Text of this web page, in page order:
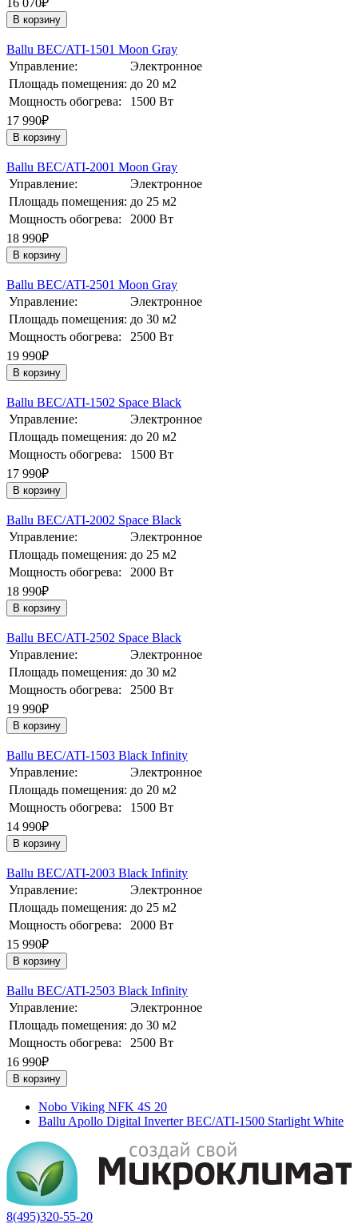
16 070₽
В корзину
Ballu BEC/ATI-1501 Moon Gray
Управление:
Электронное
Площадь помещения: до 20 м2
Мощность обогрева:
1500 Вт
17 990₽
В корзину
Ballu BEC/ATI-2001 Moon Gray
Управление:
Электронное
Площадь помещения: до 25 м2
Мощность обогрева:
2000 Вт
18 990₽
В корзину
Ballu BEC/ATI-2501 Moon Gray
Управление:
Электронное
Площадь помещения: до 30 м2
Мощность обогрева:
2500 Вт
19 990₽
В корзину
Ballu BEC/ATI-1502 Space Black
Управление:
Электронное
Площадь помещения: до 20 м2
Мощность обогрева:
1500 Вт
17 990₽
В корзину
Ballu BEC/ATI-2002 Space Black
Управление:
Электронное
Площадь помещения: до 25 м2
Мощность обогрева:
2000 Вт
18 990₽
В корзину
Ballu BEC/ATI-2502 Space Black
Управление:
Электронное
Площадь помещения: до 30 м2
Мощность обогрева:
2500 Вт
19 990₽
В корзину
Ballu BEC/ATI-1503 Black Infinity
Управление:
Электронное
Площадь помещения: до 20 м2
Мощность обогрева:
1500 Вт
14 990₽
В корзину
Ballu BEC/ATI-2003 Black Infinity
Управление:
Электронное
Площадь помещения: до 25 м2
Мощность обогрева:
2000 Вт
15 990₽
В корзину
Ballu BEC/ATI-2503 Black Infinity
Управление:
Электронное
Площадь помещения: до 30 м2
Мощность обогрева:
2500 Вт
16 990₽
В корзину
Nobo Viking NFK 4S 20
Ballu Apollo Digital Inverter BEC/ATI-1500 Starlight White
8(495)320-55-20